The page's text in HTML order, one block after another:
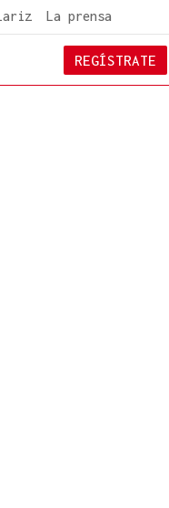
La prensa
REGÍSTRATE